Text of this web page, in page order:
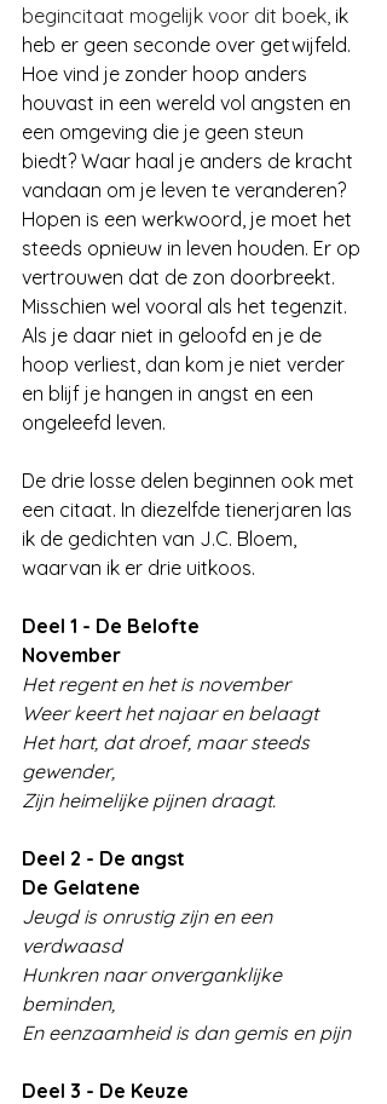
begincitaat mogelijk voor dit boek, ik
heb er geen seconde over getwijfeld.
Hoe vind je zonder hoop anders
houvast in een wereld vol angsten en
een omgeving die je geen steun
biedt? Waar haal je anders de kracht
vandaan om je leven te veranderen?
Hopen is een werkwoord, je moet het
steeds opnieuw in leven houden. Er op
vertrouwen dat de zon doorbreekt.
Misschien wel vooral als het tegenzit.
Als je daar niet in geloofd en je de
hoop verliest, dan kom je niet verder
en blijf je hangen in angst en een
ongeleefd leven.
De drie losse delen beginnen ook met
een citaat. In diezelfde tienerjaren las
ik de gedichten van J.C. Bloem,
waarvan ik er drie uitkoos.
Deel 1 - De Belofte
November
Het regent en het is november
Weer keert het najaar en belaagt
Het hart, dat droef, maar steeds
gewender,
Zijn heimelijke pijnen draagt.
Deel 2 - De angst
De Gelatene
Jeugd is onrustig zijn en een
verdwaasd
Hunkren naar onverganklijke
beminden,
En eenzaamheid is dan gemis en pijn
Deel 3 - De Keuze